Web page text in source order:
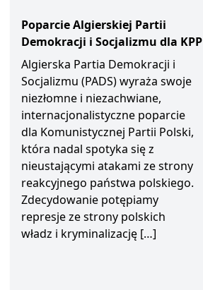
Poparcie Algierskiej Partii
Demokracji i Socjalizmu dla KPP
Algierska Partia Demokracji i
Socjalizmu (PADS) wyraża swoje
niezłomne i niezachwiane,
internacjonalistyczne poparcie
dla Komunistycznej Partii Polski,
która nadal spotyka się z
nieustającymi atakami ze strony
reakcyjnego państwa polskiego.
Zdecydowanie potępiamy
represje ze strony polskich
władz i kryminalizację […]